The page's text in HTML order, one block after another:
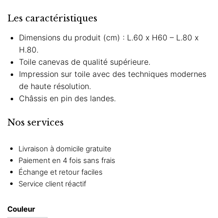
Les caractéristiques
Dimensions du produit (cm) : L.60 x H60 – L.80 x
H.80.
Toile canevas de qualité supérieure.
Impression sur toile avec des techniques modernes
de haute résolution.
Châssis en pin des landes.
Nos services
Livraison à domicile gratuite
Paiement en 4 fois sans frais
Échange et retour faciles
Service client réactif
Couleur